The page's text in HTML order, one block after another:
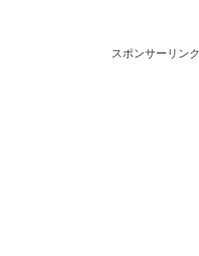
スポンサーリンク